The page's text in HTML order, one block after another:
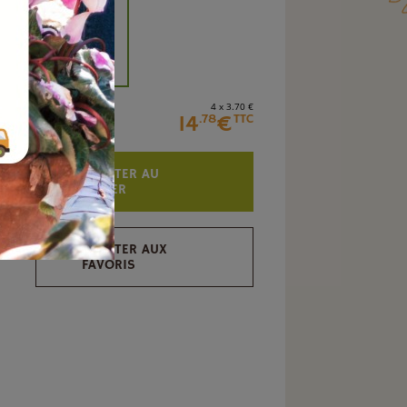
+
4 x 3.70€
14.78€TTC
AJOUTER AU
PANIER
AJOUTER AUX
FAVORIS